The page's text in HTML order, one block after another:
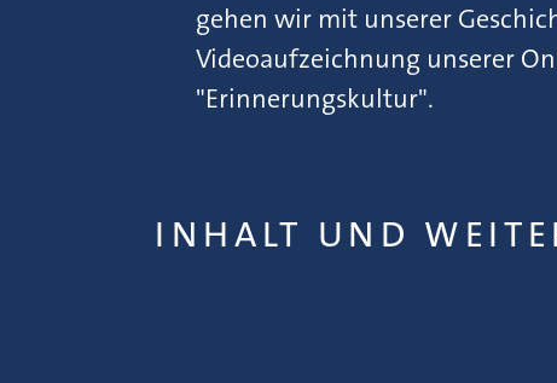
gehen wir mit unserer
Videoaufzeichnung unserer
"Erinnerungskultur".
INHALT UND